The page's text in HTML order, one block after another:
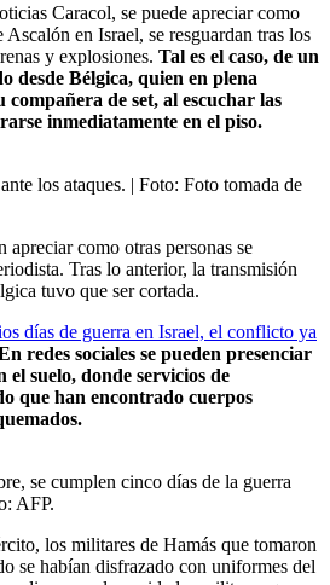
Caracol, se puede apreciar como
en Israel, se resguardan tras los
y explosiones. Tal es el caso, de un
desde Bélgica, quien en plena
de set, al escuchar las
inmediatamente en el piso.
los ataques. | Foto: Foto tomada de
apreciar como otras personas se
Tras lo anterior, la transmisión
tuvo que ser cortada.
días de guerra en Israel, el conflicto ya
redes sociales se pueden presenciar
el suelo, donde servicios de
que han encontrado cuerpos
se cumplen cinco días de la guerra
AFP.
los militares de Hamás que tomaron
se habían disfrazado con uniformes del